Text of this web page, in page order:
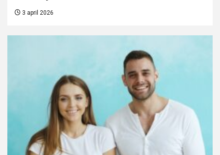
3 april 2026